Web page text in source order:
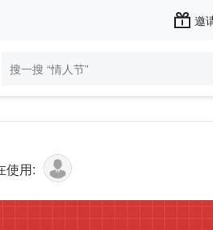
邀
使用: